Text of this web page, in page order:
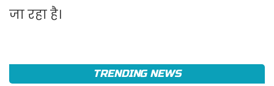
जा रहा है।
TRENDING NEWS